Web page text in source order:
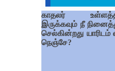
காதலர்
இருக்கவும் நீ
செல்கின்றது
நெஞ்சே?